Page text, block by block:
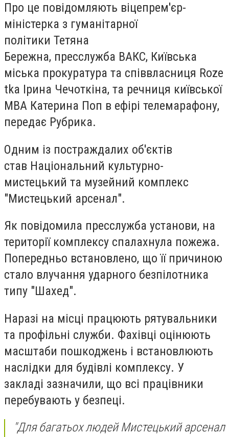
Про це повідомляють віцепрем'єр-
міністерка з гуманітарної
політики Тетяна
Бережна, пресслужба ВАКС, Київська
міська прокуратура та співвласниця Roze
tka Ірина Чечоткіна, та речниця київської
МВА Катерина Поп в ефірі телемарафону,
передає Рубрика.
Одним із постраждалих об'єктів
став Національний культурно-
мистецький та музейний комплекс
"Мистецький арсенал".
Як повідомила пресслужба установи, на
території комплексу спалахнула пожежа.
Попередньо встановлено, що її причиною
стало влучання ударного безпілотника
типу "Шахед".
Наразі на місці працюють рятувальники
та профільні служби. Фахівці оцінюють
масштаби пошкоджень і встановлюють
наслідки для будівлі комплексу. У
закладі зазначили, що всі працівники
перебувають у безпеці.
"Для багатьох людей Мистецький арсенал